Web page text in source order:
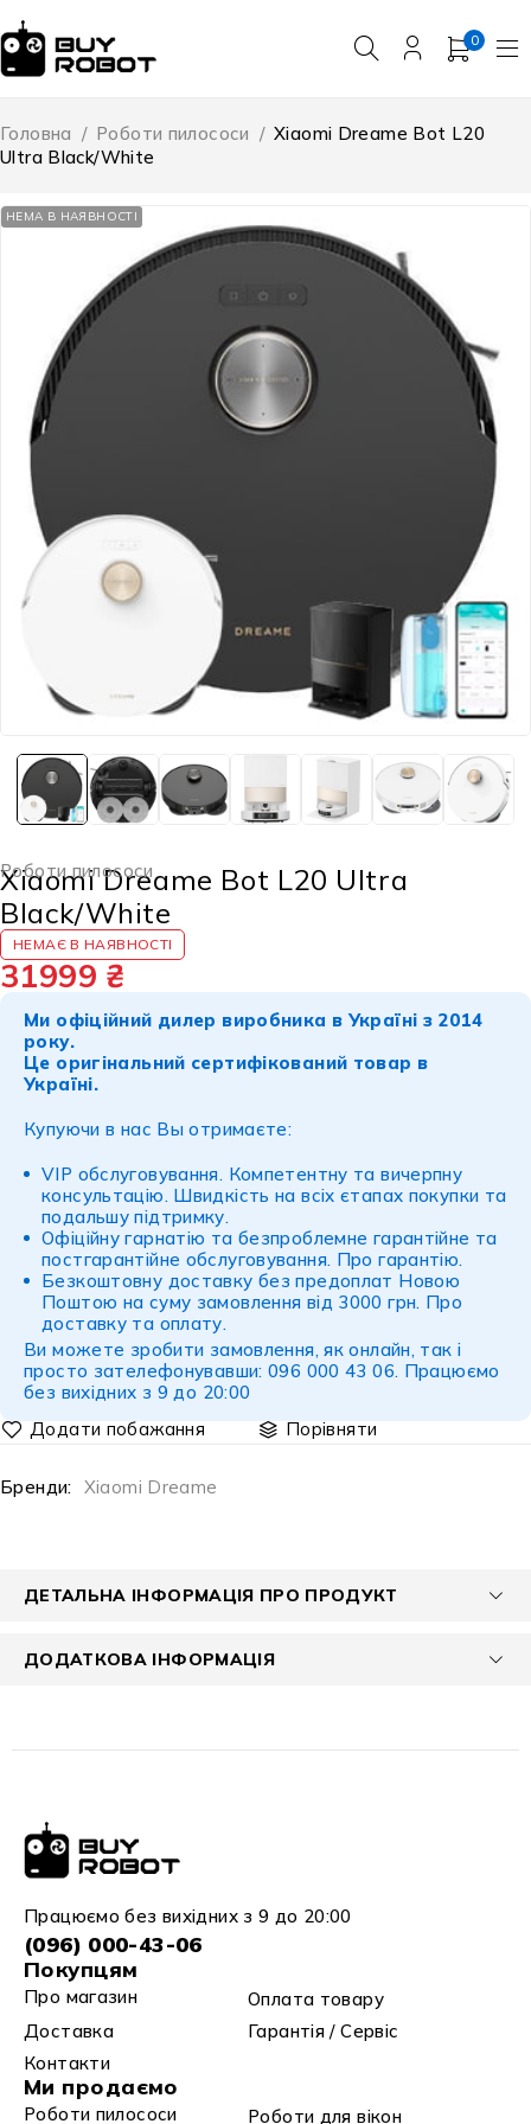
0
Головна / Роботи пилососи / Xiaomi Dreame Bot L20
Ultra Black/White
НЕМА В НАЯВНОСТІ
Роботи пилососи
Xiaomi Dreame Bot L20 Ultra
Black/White
НЕМАЄ В НАЯВНОСТІ
31999 ₴
Ми офіційний дилер виробника в Україні з 2014
року.
Це оригінальний сертифікований товар в
Україні.
Купуючи в нас Вы отримаєте:
VIP обслуговування. Компетентну та вичерпну
консультацію. Швидкість на всіх єтапах покупки та
подальшу підтримку.
Офіційну гарнатію та безпроблемне гарантійне та
постгарантійне обслуговування. Про гарантію.
Безкоштовну доставку без предоплат Новою
Поштою на суму замовлення від 3000 грн. Про
доставку та оплату.
Ви можете зробити замовлення, як онлайн, так і
просто зателефонувавши: 096 000 43 06. Працюємо
без вихідних з 9 до 20:00
Порівняти
Бренди: Xiaomi Dreame
ДЕТАЛЬНА ІНФОРМАЦІЯ ПРО ПРОДУКТ
ДОДАТКОВА ІНФОРМАЦІЯ
Працюємо без вихідних з 9 до 20:00
(096) 000-43-06
Покупцям
Про магазин
Оплата товару
Доставка
Гарантія / Сервіс
Контакти
Ми продаємо
Роботи пилососи Роботи для вікон